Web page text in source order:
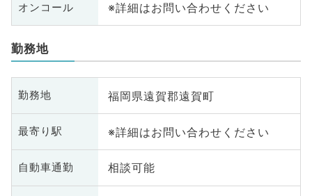
オンコール ※詳細はお問い合わせください
勤務地
勤務地 福岡県遠賀郡遠賀町
最寄り駅 ※詳細はお問い合わせください
自動車通勤 相談可能